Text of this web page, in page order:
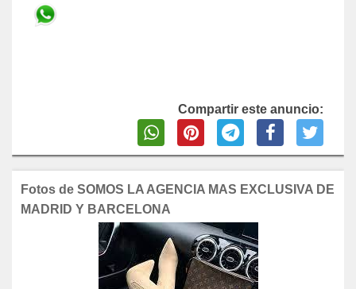
Compartir este anuncio:
Fotos de SOMOS LA AGENCIA MAS EXCLUSIVA DE
MADRID Y BARCELONA